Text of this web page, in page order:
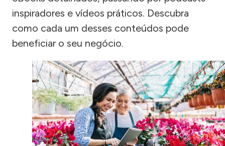
inspiradores e vídeos práticos. Descubra
como cada um desses conteúdos pode
beneficiar o seu negócio.